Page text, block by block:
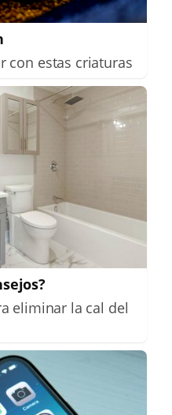
con estas criaturas
eliminar la cal del